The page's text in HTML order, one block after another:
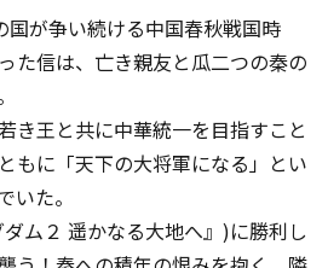
国が争い続ける中国春秋戦国時
た信は、亡き親友と瓜二つの秦の
き王と共に中華統一を目指すこと
もに「天下の大将軍になる」とい
いた。
ム２ 遥かなる大地へ』)に勝利し